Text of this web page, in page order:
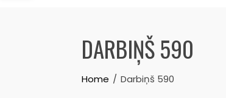
DARBIŅŠ 590
Home Darbiņš 590